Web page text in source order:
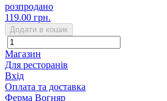
розпродано
119.00 грн.
Додати в кошик
Магазин
Для ресторанів
Вхід
Оплата та доставка
Ферма Вогняр